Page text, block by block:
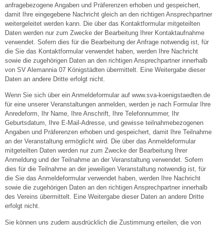
anfragebezogene Angaben und Präferenzen erhoben und gespeichert,
damit Ihre eingegebene Nachricht gleich an den richtigen Ansprechpartner
weitergeleitet werden kann. Die über das Kontaktformular mitgeteilten
Daten werden nur zum Zwecke der Bearbeitung Ihrer Kontaktaufnahme
verwendet. Sofern dies für die Bearbeitung der Anfrage notwendig ist, für
die Sie das Kontaktformular verwendet haben, werden Ihre Nachricht
sowie die zugehörigen Daten an den richtigen Ansprechpartner innerhalb
von SV Alemannia 07 Königstädten übermittelt. Eine Weitergabe dieser
Daten an andere Dritte erfolgt nicht.
Wenn Sie sich über ein Anmeldeformular auf www.sva-koenigstaedten.de
für eine unserer Veranstaltungen anmelden, werden je nach Formular Ihre
Anredeform, Ihr Name, Ihre Anschrift, Ihre Telefonnummer, Ihr
Geburtsdatum, Ihre E-Mail-Adresse, und gewisse teilnahmebezogenen
Angaben und Präferenzen erhoben und gespeichert, damit Ihre Teilnahme
an der Veranstaltung ermöglicht wird. Die über das Anmeldeformular
mitgeteilten Daten werden nur zum Zwecke der Bearbeitung Ihrer
Anmeldung und der Teilnahme an der Veranstaltung verwendet. Sofern
dies für die Teilnahme an der jeweiligen Veranstaltung notwendig ist, für
die Sie das Anmeldeformular verwendet haben, werden Ihre Nachricht
sowie die zugehörigen Daten an den richtigen Ansprechpartner innerhalb
des Vereins übermittelt. Eine Weitergabe dieser Daten an andere Dritte
erfolgt nicht.
Sie können uns zudem ausdrücklich die Zustimmung erteilen, die von